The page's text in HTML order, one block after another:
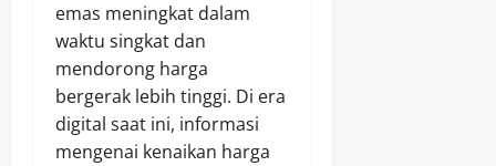
emas meningkat dalam
waktu singkat dan
mendorong harga
bergerak lebih tinggi. Di era
digital saat ini, informasi
mengenai kenaikan harga